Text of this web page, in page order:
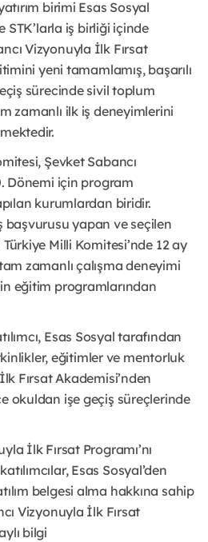
birimi Esas Sosyal
STK’larla iş birliği içinde
Vizyonuyla İlk Fırsat
yeni tamamlamış, başarılı
sürecinde sivil toplum
zamanlı ilk iş deneyimlerini
Şevket Sabancı
Dönemi için program
kurumlardan biridir.
başvurusu yapan ve seçilen
Türkiye Milli Komitesi’nde 12 ay
zamanlı çalışma deneyimi
eğitim programlarından
Esas Sosyal tarafından
eğitimler ve mentorluk
Fırsat Akademisi’nden
okuldan işe geçiş süreçlerinde
İlk Fırsat Programı’nı
Esas Sosyal’den
belgesi alma hakkına sahip
Vizyonuyla İlk Fırsat
bilgi